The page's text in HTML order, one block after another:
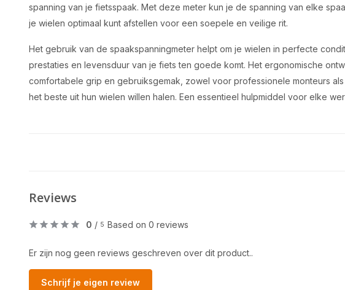
spanning van je fietsspaak. Met deze meter kun je de spanning van elke
je wielen optimaal kunt afstellen voor een soepele en veilige rit.
Het gebruik van de spaakspanningmeter helpt om je wielen in perfecte
prestaties en levensduur van je fiets ten goede komt. Het ergonomische
comfortabele grip en gebruiksgemak, zowel voor professionele monteurs
het beste uit hun wielen willen halen. Een essentieel hulpmiddel voor elke
Reviews
0 / 5 Based on 0 reviews
Er zijn nog geen reviews geschreven over dit product..
Schrijf je eigen review